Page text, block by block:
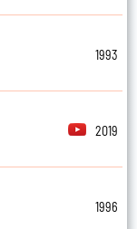
1993
2019
1996